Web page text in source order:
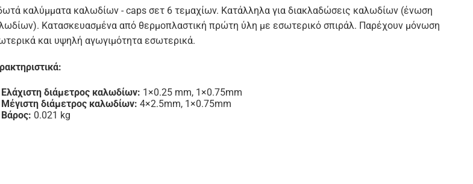
καλύμματα καλωδίων - caps σετ 6 τεμαχίων. Κατάλληλα για διακλαδώσεις καλωδίων (ένωση
Κατασκευασμένα από θερμοπλαστική πρώτη ύλη με εσωτερικό σπιράλ. Παρέχουν μόνωση
και υψηλή αγωγιμότητα εσωτερικά.
Ελάχιστη διάμετρος καλωδίων: 1×0.25 mm, 1×0.75mm
Μέγιστη διάμετρος καλωδίων: 4×2.5mm, 1×0.75mm
Βάρος: 0.021 kg